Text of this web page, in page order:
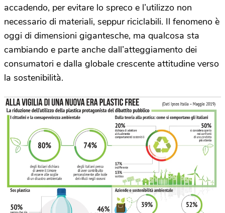
accadendo, per evitare lo spreco e l’utilizzo non
necessario di materiali, seppur riciclabili. Il fenomeno è
oggi di dimensioni gigantesche, ma qualcosa sta
cambiando e parte anche dall’atteggiamento dei
consumatori e dalla globale crescente attitudine verso
la sostenibilità.